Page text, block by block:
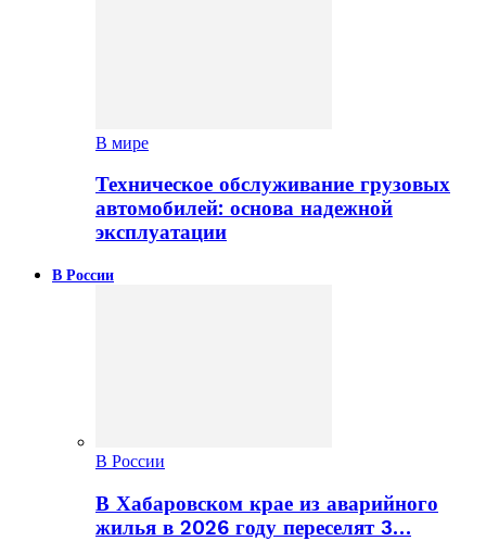
В мире
Техническое обслуживание грузовых
автомобилей: основа надежной
эксплуатации
В России
В России
В Хабаровском крае из аварийного
жилья в 2026 году переселят 3…